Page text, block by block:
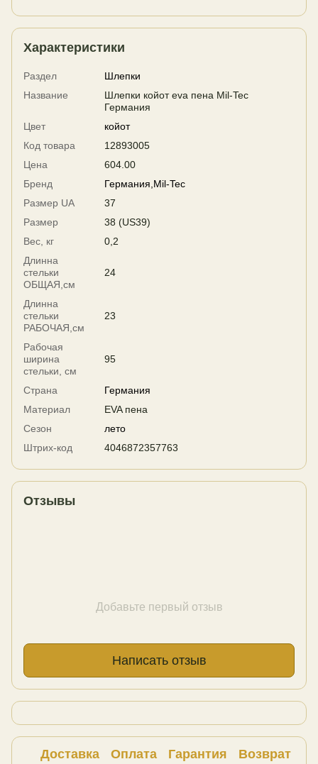
Характеристики
Раздел
Шлепки
Название
Шлепки койот eva пена Mil-Tec
Германия
Цвет
койот
Код товара
12893005
Цена
604.00
Бренд
Германия,Mil-Tec
Размер UA
37
Размер
38 (US39)
Вес, кг
0,2
Длинна
стельки
ОБЩАЯ,см
24
Длинна
стельки
РАБОЧАЯ,см
23
Рабочая
ширина
стельки, см
95
Страна
Германия
Материал
EVA пена
Сезон
лето
Штрих-код
4046872357763
Отзывы
Добавьте первый отзыв
Написать отзыв
Доставка Оплата Гарантия Возврат